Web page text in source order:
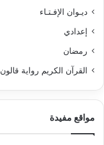
ديـوان الإفـتـاء
إعدادي
رمضان
القرآن الكريم رواية قالون
مواقع مفيدة